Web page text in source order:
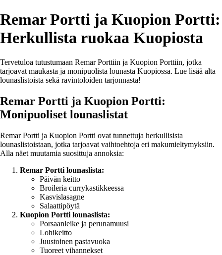
Remar Portti ja Kuopion Portti:
Herkullista ruokaa Kuopiosta
Tervetuloa tutustumaan Remar Porttiin ja Kuopion Porttiin, jotka
tarjoavat maukasta ja monipuolista lounasta Kuopiossa. Lue lisää alta
lounaslistoista sekä ravintoloiden tarjonnasta!
Remar Portti ja Kuopion Portti:
Monipuoliset lounaslistat
Remar Portti ja Kuopion Portti ovat tunnettuja herkullisista
lounaslistoistaan, jotka tarjoavat vaihtoehtoja eri makumieltymyksiin.
Alla näet muutamia suosittuja annoksia:
Remar Portti lounaslista:
Päivän keitto
Broileria currykastikkeessa
Kasvislasagne
Salaattipöytä
Kuopion Portti lounaslista:
Porsaanleike ja perunamuusi
Lohikeitto
Juustoinen pastavuoka
Tuoreet vihannekset